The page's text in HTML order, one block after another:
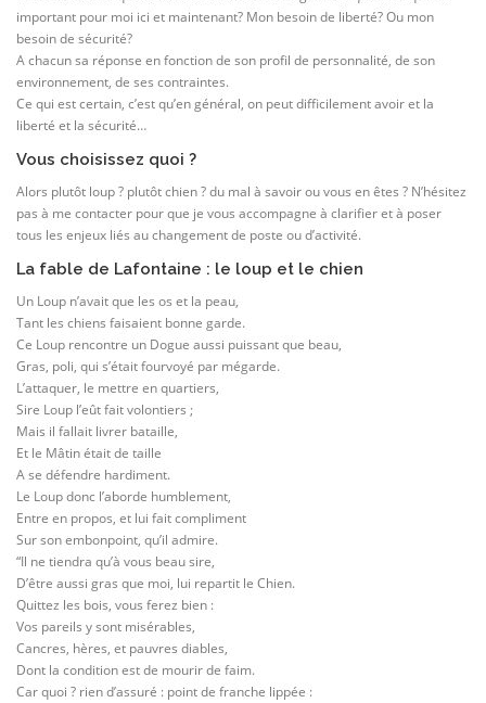
important pour moi ici et maintenant? Mon besoin de liberté? Ou mon
besoin de sécurité?
A chacun sa réponse en fonction de son profil de personnalité, de son
environnement, de ses contraintes.
Ce qui est certain, c’est qu’en général, on peut difficilement avoir et la
liberté et la sécurité…
Vous choisissez quoi ?
Alors plutôt loup ? plutôt chien ? du mal à savoir ou vous en êtes ? N’hésitez
pas à me contacter pour que je vous accompagne à clarifier et à poser
tous les enjeux liés au changement de poste ou d’activité.
La fable de Lafontaine : le loup et le chien
Un Loup n’avait que les os et la peau,
Tant les chiens faisaient bonne garde.
Ce Loup rencontre un Dogue aussi puissant que beau,
Gras, poli, qui s’était fourvoyé par mégarde.
L’attaquer, le mettre en quartiers,
Sire Loup l’eût fait volontiers ;
Mais il fallait livrer bataille,
Et le Mâtin était de taille
A se défendre hardiment.
Le Loup donc l’aborde humblement,
Entre en propos, et lui fait compliment
Sur son embonpoint, qu’il admire.
“Il ne tiendra qu’à vous beau sire,
D’être aussi gras que moi, lui repartit le Chien.
Quittez les bois, vous ferez bien :
Vos pareils y sont misérables,
Cancres, hères, et pauvres diables,
Dont la condition est de mourir de faim.
Car quoi ? rien d’assuré : point de franche lippée :